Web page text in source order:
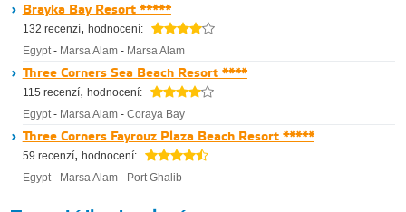
Brayka Bay Resort *****
132 recenzí, hodnocení:
Egypt - Marsa Alam - Marsa Alam
Three Corners Sea Beach Resort ****
115 recenzí, hodnocení:
Egypt - Marsa Alam - Coraya Bay
Three Corners Fayrouz Plaza Beach Resort *****
59 recenzí, hodnocení:
Egypt - Marsa Alam - Port Ghalib